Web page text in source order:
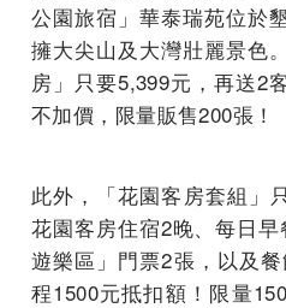
公園旅宿」華泰瑞苑位於
擁大尖山及大灣壯麗景色
房」只要5,399元，再送2
不加價，限量販售200張！
此外，「花園客房套組」
花園客房住宿2晚、每日
遊樂區」門票2張，以及
程1500元抵扣額！限量